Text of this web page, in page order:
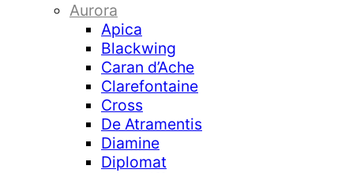
Aurora
Apica
Blackwing
Caran d’Ache
Clarefontaine
Cross
De Atramentis
Diamine
Diplomat